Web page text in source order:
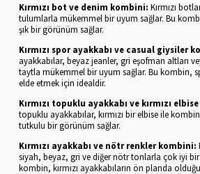
Kırmızı bot ve denim kombini: Kırmızı
tulumlarla mükemmel bir uyum sağlar. Bu
şık bir görünüm sağlar.
Kırmızı spor ayakkabı ve casual giysiler
ayakkabılar, beyaz jeanler, gri eşofman altları
taytla mükemmel bir uyum sağlar. Bu kombin,
elde etmek için idealdir.
Kırmızı topuklu ayakkabı ve kırmızı
topuklu ayakkabılar, kırmızı bir elbise ile
tutkulu bir görünüm sağlar.
Kırmızı ayakkabı ve nötr renkler kombini:
siyah, beyaz, gri ve diğer nötr tonlarla çok iyi bir
kombin, kırmızı ayakkabıların ön planda